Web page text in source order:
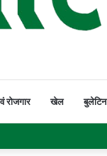
रोजगार खेल बुलेटिन